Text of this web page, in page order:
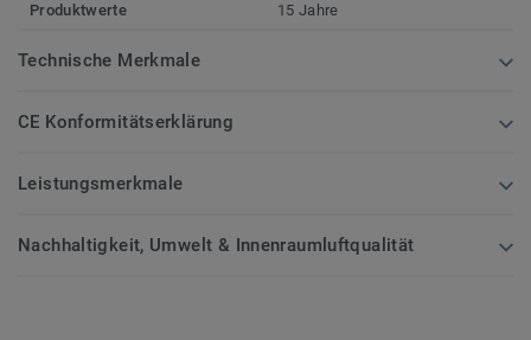
Produktwerte 15 Jahre
Technische Merkmale
CE Konformitätserklärung
Leistungsmerkmale
Nachhaltigkeit, Umwelt & Innenraumluftqualität